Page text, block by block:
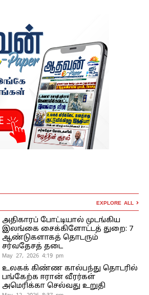
EXPLORE ALL
அதிகாரப் போட்டியால் முடங்கிய
இலங்கை சைக்கிளோட்டத் துறை: 7
ஆண்டுகளாகத் தொடரும்
சர்வதேசத் தடை
May 27, 2026 4:19 pm
உலகக் கிண்ண கால்பந்து தொடரில்
பங்கேற்க ஈரான் வீரர்கள்
அமெரிக்கா செல்வது உறுதி